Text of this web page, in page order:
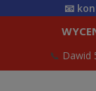
📧
📞 Dawid